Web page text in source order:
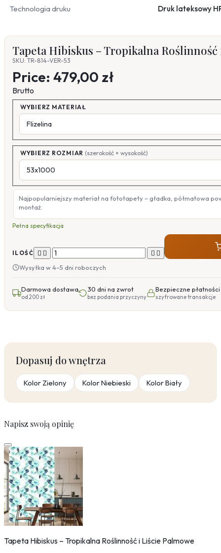
Technologia druku Druk lateksowy
Tapeta Hibiskus – Tropikalna
SKU: TR-814-VER-53
Price: 479,00 zł
Brutto
WYBIERZ MATERIAŁ
WYBIERZ ROZMIAR (szerokość × wysokość)
Najpopularniejszy materiał na fototapety – gładka, półmatowa
montaż.
Pełna specyfikacja
ILOŚĆ    
Wysyłka w 4–5 dni roboczych
Darmowa dostawa
od 200 zł
30 dni na zwrot
bez podania przyczyny
Bezpieczne płatności
szyfrowane transakcje
Dopasuj do wnętrza
Kolor Zielony Kolor Niebieski Kolor Biały
Napisz swoją opinię
Tapeta Hibiskus – Tropikalna Roślinność i Liście Palmowe